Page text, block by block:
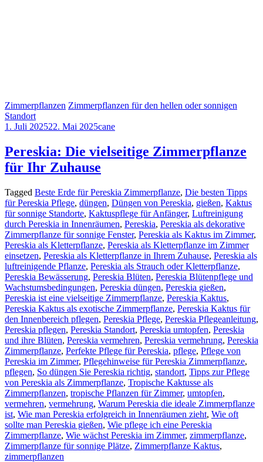
Zimmerpflanzen Zimmerpflanzen für den hellen oder sonnigen
Standort
1. Juli 202522. Mai 2025cane
Pereskia: Die vielseitige Zimmerpflanze
für Ihr Zuhause
Tagged Beste Erde für Pereskia Zimmerpflanze, Die besten Tipps
für Pereskia Pflege, düngen, Düngen von Pereskia, gießen, Kaktus
für sonnige Standorte, Kaktuspflege für Anfänger, Luftreinigung
durch Pereskia in Innenräumen, Pereskia, Pereskia als dekorative
Zimmerpflanze für sonnige Fenster, Pereskia als Kaktus im Zimmer,
Pereskia als Kletterpflanze, Pereskia als Kletterpflanze im Zimmer
einsetzen, Pereskia als Kletterpflanze in Ihrem Zuhause, Pereskia als
luftreinigende Pflanze, Pereskia als Strauch oder Kletterpflanze,
Pereskia Bewässerung, Pereskia Blüten, Pereskia Blütenpflege und
Wachstumsbedingungen, Pereskia düngen, Pereskia gießen,
Pereskia ist eine vielseitige Zimmerpflanze, Pereskia Kaktus,
Pereskia Kaktus als exotische Zimmerpflanze, Pereskia Kaktus für
den Innenbereich pflegen, Pereskia Pflege, Pereskia Pflegeanleitung,
Pereskia pflegen, Pereskia Standort, Pereskia umtopfen, Pereskia
und ihre Blüten, Pereskia vermehren, Pereskia vermehrung, Pereskia
Zimmerpflanze, Perfekte Pflege für Pereskia, pflege, Pflege von
Pereskia im Zimmer, Pflegehinweise für Pereskia Zimmerpflanze,
pflegen, So düngen Sie Pereskia richtig, standort, Tipps zur Pflege
von Pereskia als Zimmerpflanze, Tropische Kaktusse als
Zimmerpflanzen, tropische Pflanzen für Zimmer, umtopfen,
vermehren, vermehrung, Warum Pereskia die ideale Zimmerpflanze
ist, Wie man Pereskia erfolgreich in Innenräumen zieht, Wie oft
sollte man Pereskia gießen, Wie pflege ich eine Pereskia
Zimmerpflanze, Wie wächst Pereskia im Zimmer, zimmerpflanze,
Zimmerpflanze für sonnige Plätze, Zimmerpflanze Kaktus,
zimmerpflanzen